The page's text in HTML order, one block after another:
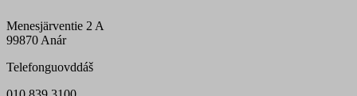
Menesjärventie 2 A
99870 Anár
Telefonguovddáš